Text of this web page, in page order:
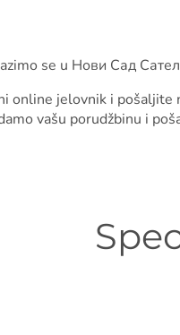
se u Нови Сад
online jelovnik i pošaljite
vašu porudžbinu i